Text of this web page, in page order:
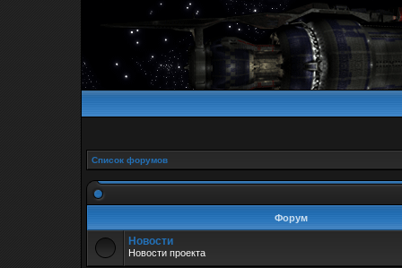
Список форумов
Форум
Новости
Новости проекта